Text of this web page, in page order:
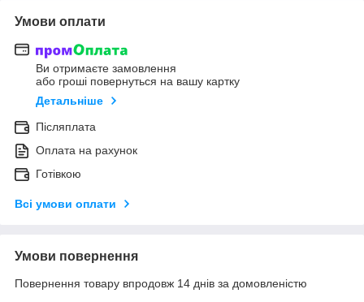
Умови оплати
Ви отримаєте замовлення
або гроші повернуться на вашу картку
Детальніше
Післяплата
Оплата на рахунок
Готівкою
Всі умови оплати
Умови повернення
Повернення товару впродовж 14 днів за домовленістю